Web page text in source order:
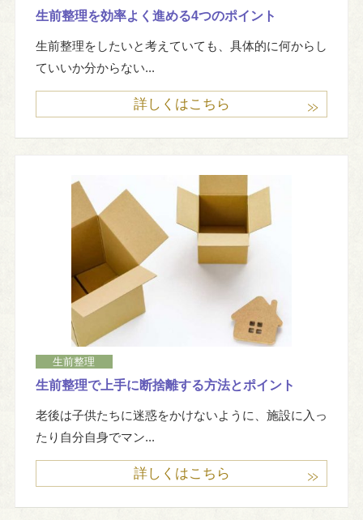
生前整理を効率よく進める4つのポイント
生前整理をしたいと考えていても、具体的に何からし
ていいか分からない...
詳しくはこちら
生前整理
生前整理で上手に断捨離する方法とポイント
老後は子供たちに迷惑をかけないように、施設に入っ
たり自分自身でマン...
詳しくはこちら